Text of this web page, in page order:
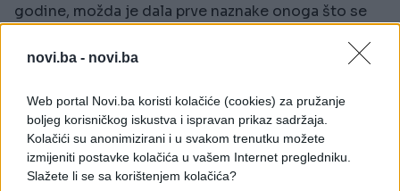
novi.ba - novi.ba
Web portal Novi.ba koristi kolačiće (cookies) za pružanje
boljeg korisničkog iskustva i ispravan prikaz sadržaja.
Kolačići su anonimizirani i u svakom trenutku možete
izmijeniti postavke kolačića u vašem Internet pregledniku.
Slažete li se sa korištenjem kolačića?
godine, možda je dala prve naznake onoga što se
planeta
Sovjetski naučnici analizirali su stijene stare 2,7
milijardi godina, izvađene s dubine od 12